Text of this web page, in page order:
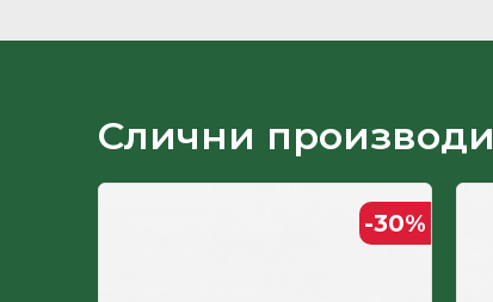
ЛицеСлични производи
-30%